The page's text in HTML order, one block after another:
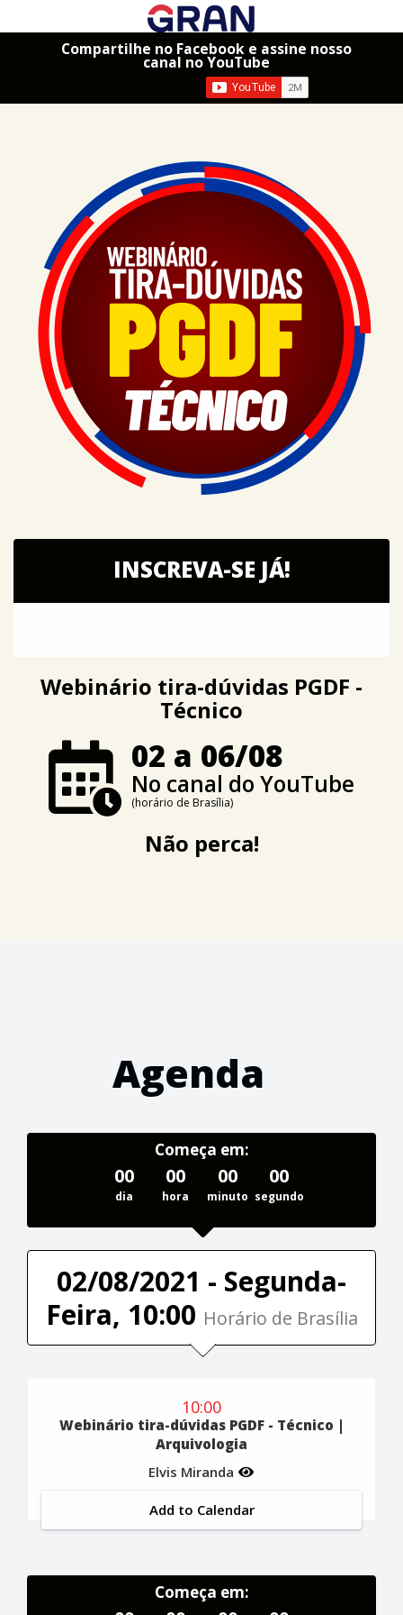
Compartilhe no Facebook e assine nosso
canal no YouTube
INSCREVA-SE JÁ!
Webinário tira-dúvidas PGDF -
Técnico
02 a 06/08
No canal do YouTube
(horário de Brasília)
Não perca!
Agenda
Começa em:
00
dia
00
hora
00
minuto
00
segundo
02/08/2021 - Segunda-
Feira, 10:00 Horário de Brasília
10:00
Webinário tira-dúvidas PGDF - Técnico |
Arquivologia
Elvis Miranda
Add to Calendar
Começa em: